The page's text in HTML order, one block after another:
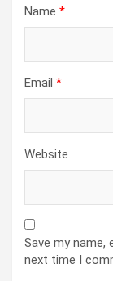
Name *
Email *
Website
Save my name,
next time I